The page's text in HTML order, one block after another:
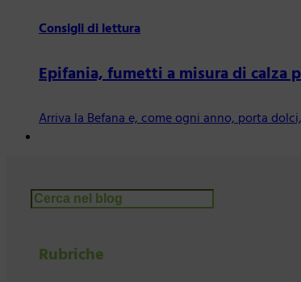
Consigli di lettura
Epifania, fumetti a misura di calza
Arriva la Befana e, come ogni anno, porta
Cerca
Rubriche